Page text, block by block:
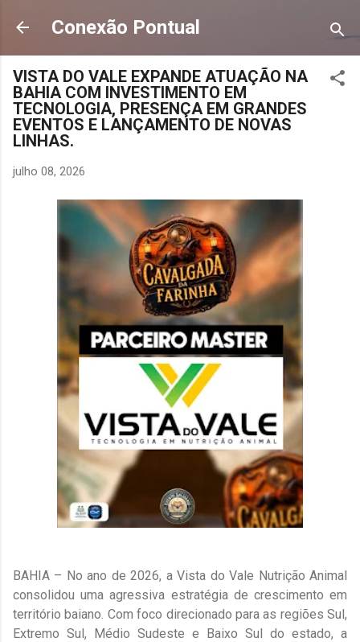
Pular para o conteúdo principal
Conexão Pontual
VISTA DO VALE EXPANDE ATUAÇÃO NA
BAHIA COM INVESTIMENTO EM
TECNOLOGIA, PRESENÇA EM GRANDES
EVENTOS E LANÇAMENTO DE NOVAS
LINHAS.
julho 08, 2026
BAHIA – No ano de 2026, a Vista do Vale Nutrição Animal
consolidou uma agressiva estratégia de crescimento em
território baiano. Com foco direcionado para as regiões Sul,
Extremo Sul, Médio Sudeste e Baixo Sul do estado, a